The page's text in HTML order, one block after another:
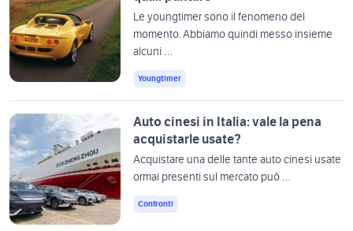
Le youngtimer sono il fenomeno del
momento. Abbiamo quindi messo insieme
alcuni …
Youngtimer
Auto cinesi in Italia: vale la pena
acquistarle usate?
Acquistare una delle tante auto cinesi usate
ormai presenti sul mercato può …
Confronti